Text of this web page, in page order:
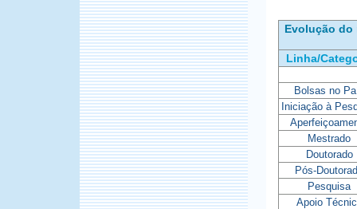
Evolução do
Linha/
Bolsas no
Iniciação à
Mestrado
Doutorado
Pós-
Pesquisa
Apoio